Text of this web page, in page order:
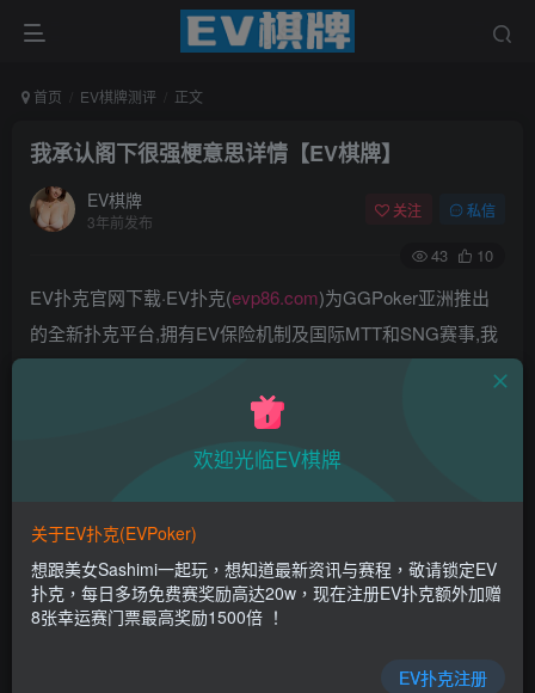
首页 EV棋牌测评 正文
我承认阁下很强梗意思详情【EV棋牌】
EV棋牌
3年前发布
关注 私信
43 10
EV扑克官网下载·EV扑克(evp86.com)为GGPoker亚洲推出
的全新扑克平台,拥有EV保险机制及国际MTT和SNG赛事,我
乐场|EV扑克小游戏——EV扑克导航(www.evpks.com)
乐场|EV扑克游戏网址发布页——EV扑克下载
(www.evpk66.com)
只能通过研究游戏内容获得。今天在这里，微茶网小编为大
欢迎光临EV棋牌
关于EV扑克(EVPoker)
想跟美女Sashimi一起玩，想知道最新资讯与赛程，敬请锁定EV
扑克，每日多场免费赛奖励高达20w，现在注册EV扑克额外加赠
8张幸运赛门票最高奖励1500倍 ！
EV扑克注册